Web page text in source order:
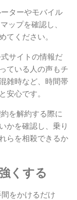
ターやモバイル
ップを確認し、
てください。
サイトの情報だ
ている人の声もチ
雑時など、時間帯
安心です。
を解約する際に
かを確認し、乗り
らを相殺できるか
くする
をかけるだけ